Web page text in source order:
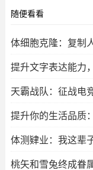
随便看看
体细胞克隆：复制
提升文字表达能力
天霸战队：征战电
提升你的生活品质
体测肄业：我这辈
桃矢和雪兔终成眷